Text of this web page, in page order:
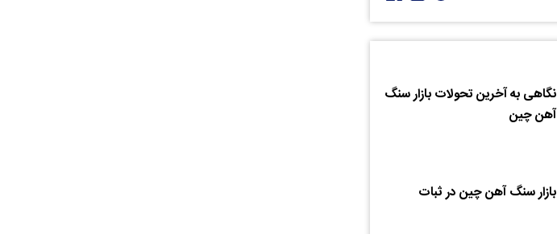
نگاهی به آخرین تحولات بازار سنگ
آهن چین
بازار سنگ آهن چین در ثبات